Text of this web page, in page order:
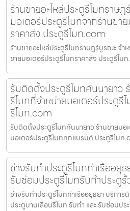
ร้านขายอะไหล่ประตูรีโมทราษ
มอเตอร์ประตูรีโมทจากร้านขา
ราคาส่ง ประตูรีโมท.com
ร้านขายอะไหล่ประตูรีโมทราษฎร์บูรณะ จำ
ขายมอเตอร์ประตูรีโมทราคาส่ง ประตูรีโ
รับติดตั้งประตูรีโมทคันนายาว
รีโมทที่จำหน่ายมอเตอร์ประตู
รีโมท.com
รับติดตั้งประตูรีโมทคันนายาว ร้านขายมอ
มอเตอร์ประตูรีโมททุกแบรนด์ ประตูรีโม
ช่างรับทำประตูรีโมทท่าเรืออยุ
รับซ่อมประตูรีโมทรับทำประตู
ช่างรับทำประตูรีโมทท่าเรืออยุธยา บริกา
ประตูบานเลื่อนรีโมท รับทำ และ รับซ่อมปร